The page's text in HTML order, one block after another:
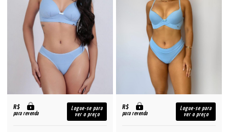
R$
para revenda
Logue-se para
ver o preço
R$
para revenda
Logue-se para
ver o preço